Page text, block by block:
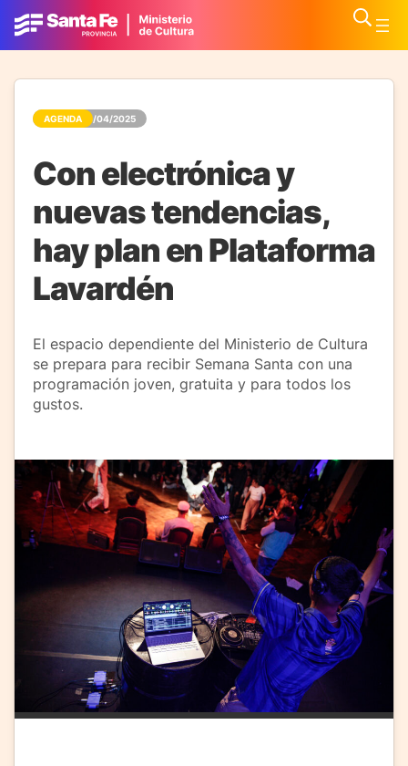
AGENDA 14/04/2025
Con electrónica y
nuevas tendencias,
hay plan en Plataforma
Lavardén
El espacio dependiente del Ministerio de Cultura
se prepara para recibir Semana Santa con una
programación joven, gratuita y para todos los
gustos.